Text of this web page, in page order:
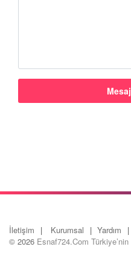
İletişim Kurumsal Yardım
© 2026 Esnaf724.Com